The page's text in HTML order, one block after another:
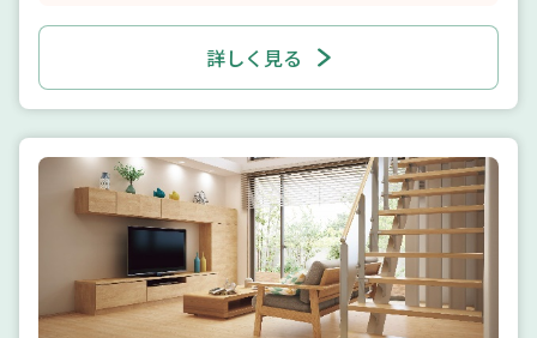
詳しく見る